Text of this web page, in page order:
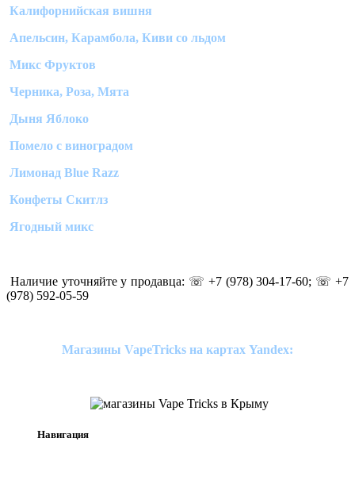
Калифорнийская вишня
Апельсин, Карамбола, Киви со льдом
Микс Фруктов
Черника, Роза, Мята
Дыня Яблоко
Помело с виноградом
Лимонад Blue Razz
Конфеты Скитлз
Ягодный микс
Наличие уточняйте у продавца: ☏ +7 (978) 304-17-60; ☏ +7
(978) 592-05-59
Магазины VapeTricks на картах Yandex:
Навигация